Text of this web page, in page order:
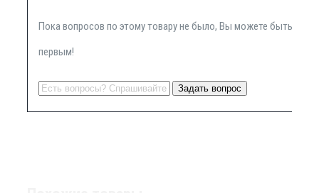
Пока вопросов по этому товару не было, Вы можете быть
первым!